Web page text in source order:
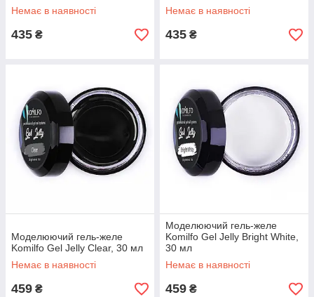
Немає в наявності
435 ₴
Немає в наявності
435 ₴
Моделюючий гель-желе
Komilfo Gel Jelly Clear, 30 мл
Немає в наявності
459 ₴
Моделюючий гель-желе
Komilfo Gel Jelly Bright White,
30 мл
Немає в наявності
459 ₴